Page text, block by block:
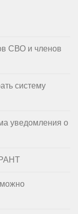
СВО и членов
систему
уведомления о